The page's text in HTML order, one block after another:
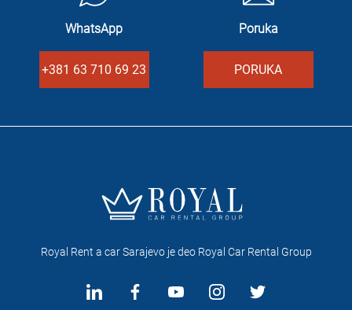
WhatsApp
+381 63 710 69 23
Poruka
PORUKA
Royal Rent a car Sarajevo je deo Royal Car Rental Group